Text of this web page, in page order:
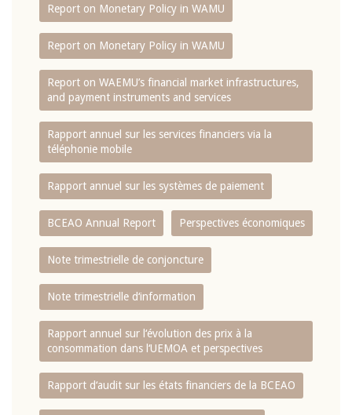
Report on Monetary Policy in WAMU
Report on Monetary Policy in WAMU
Report on WAEMU’s financial market infrastructures,
and payment instruments and services
Rapport annuel sur les services financiers via la
téléphonie mobile
Rapport annuel sur les systèmes de paiement
BCEAO Annual Report Perspectives économiques
Note trimestrielle de conjoncture
Note trimestrielle d‘information
Rapport annuel sur l‘évolution des prix à la
consommation dans l‘UEMOA et perspectives
Rapport d‘audit sur les états financiers de la BCEAO